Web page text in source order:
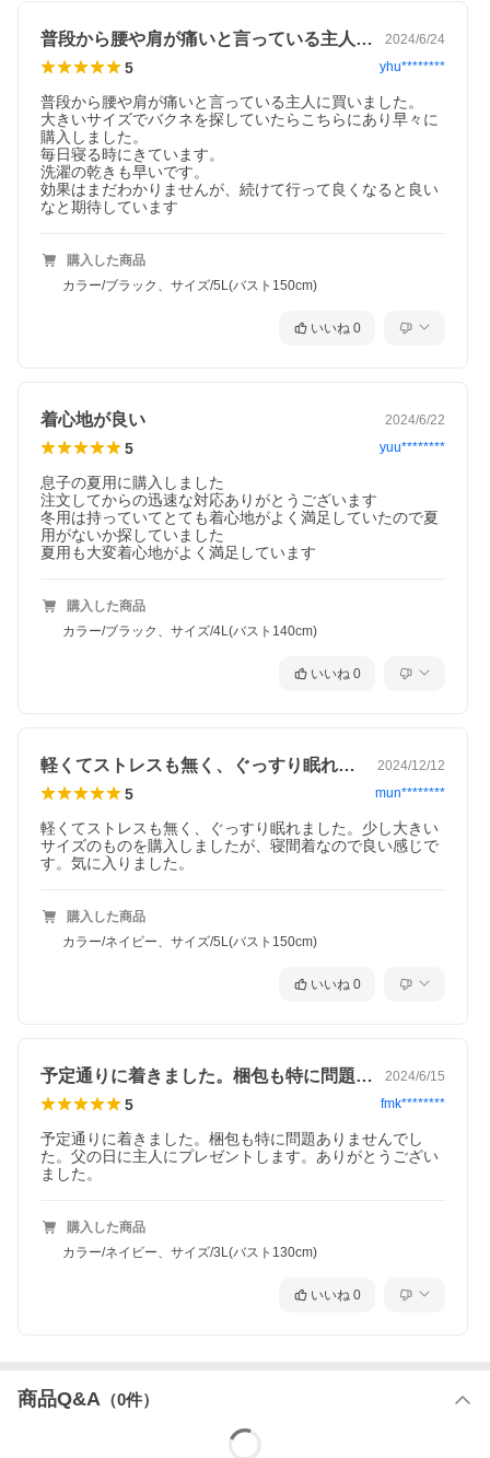
普段から腰や肩が痛いと言っている主人に… 2024/6/24
5 yhu********
普段から腰や肩が痛いと言っている主人に買いました。
大きいサイズでバクネを探していたらこちらにあり早々に
購入しました。
毎日寝る時にきています。
洗濯の乾きも早いです。
効果はまだわかりませんが、続けて行って良くなると良い
なと期待しています
購入した商品
カラー/ブラック、サイズ/5L(バスト150cm)
いいね 0
着心地が良い 2024/6/22
5 yuu********
息子の夏用に購入しました
注文してからの迅速な対応ありがとうございます
冬用は持っていてとても着心地がよく満足していたので夏
用がないか探していました
夏用も大変着心地がよく満足しています
購入した商品
カラー/ブラック、サイズ/4L(バスト140cm)
いいね 0
軽くてストレスも無く、ぐっすり眠れまし… 2024/12/12
5 mun********
軽くてストレスも無く、ぐっすり眠れました。少し大きい
サイズのものを購入しましたが、寝間着なので良い感じで
す。気に入りました。
購入した商品
カラー/ネイビー、サイズ/5L(バスト150cm)
いいね 0
予定通りに着きました。梱包も特に問題あ… 2024/6/15
5 fmk********
予定通りに着きました。梱包も特に問題ありませんでし
た。父の日に主人にプレゼントします。ありがとうござい
ました。
購入した商品
カラー/ネイビー、サイズ/3L(バスト130cm)
いいね 0
商品Q&A （0件）